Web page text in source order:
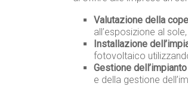
Valutazione della
all’esposizione al
Installazione
fotovoltaico
Gestione
e della gestione